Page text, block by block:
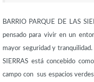
BARRIO PARQUE DE LAS
pensado para vivir en un
mayor seguridad y
SIERRAS está concebido
campo con sus espacios